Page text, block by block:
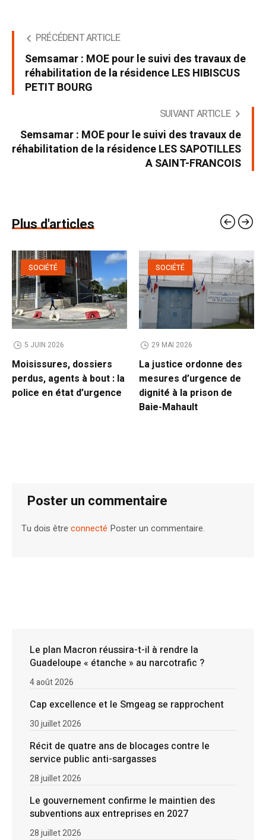
PRÉCÉDENT ARTICLE
Semsamar : MOE pour le suivi des travaux de
réhabilitation de la résidence LES HIBISCUS
PETIT BOURG
SUIVANT ARTICLE
Semsamar : MOE pour le suivi des travaux de
réhabilitation de la résidence LES SAPOTILLES
A SAINT-FRANCOIS
Plus d'articles
SOCIÉTÉ
5 JUIN 2026
Moisissures, dossiers
perdus, agents à bout : la
police en état d’urgence
SOCIÉTÉ
29 MAI 2026
La justice ordonne des
mesures d’urgence de
dignité à la prison de
Baie-Mahault
Poster un commentaire
Tu dois êtreconnecté Poster un commentaire.
Le plan Macron réussira-t-il à rendre la
Guadeloupe « étanche » au narcotrafic ?
4 août 2026
Cap excellence et le Smgeag se rapprochent
30 juillet 2026
Récit de quatre ans de blocages contre le
service public anti-sargasses
28 juillet 2026
Le gouvernement confirme le maintien des
subventions aux entreprises en 2027
28 juillet 2026